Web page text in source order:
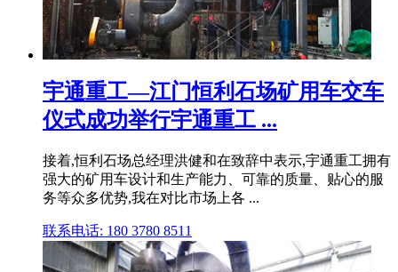
宇通重工—江门恒利石场矿用车交车
仪式成功举行宇通重工 ...
接着,恒利石场总经理洪健和在致辞中表示,宇通重工拥有
强大的矿用车设计和生产能力、可靠的质量、贴心的服
务等众多优势,我在对比市场上各 ...
联系电话: 180 3780 8511